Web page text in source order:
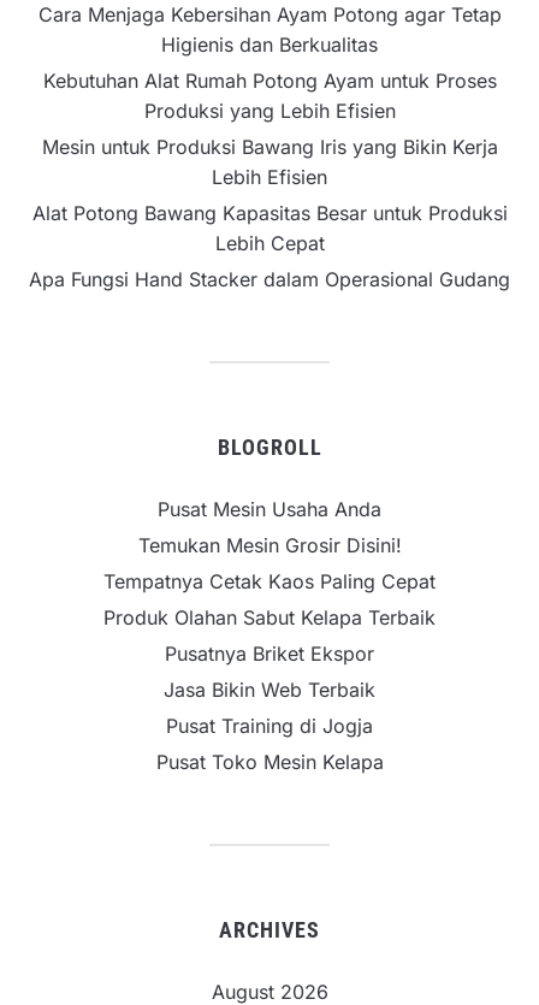
Cara Menjaga Kebersihan Ayam Potong agar Tetap
Higienis dan Berkualitas
Kebutuhan Alat Rumah Potong Ayam untuk Proses
Produksi yang Lebih Efisien
Mesin untuk Produksi Bawang Iris yang Bikin Kerja
Lebih Efisien
Alat Potong Bawang Kapasitas Besar untuk Produksi
Lebih Cepat
Apa Fungsi Hand Stacker dalam Operasional Gudang
BLOGROLL
Pusat Mesin Usaha Anda
Temukan Mesin Grosir Disini!
Tempatnya Cetak Kaos Paling Cepat
Produk Olahan Sabut Kelapa Terbaik
Pusatnya Briket Ekspor
Jasa Bikin Web Terbaik
Pusat Training di Jogja
Pusat Toko Mesin Kelapa
ARCHIVES
August 2026